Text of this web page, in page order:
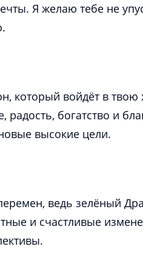
Я желаю тебе не
который войдёт в твою
радость, богатство и
ведь зелёный
и счастливые